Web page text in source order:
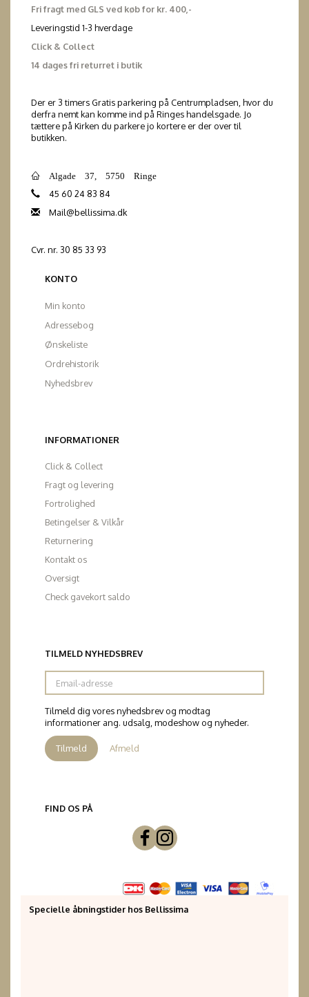
Fri fragt med GLS ved køb for kr. 400,-
Leveringstid 1-3 hverdage
Click & Collect
14 dages fri returret i butik
Der er 3 timers Gratis parkering på Centrumpladsen, hvor du
derfra nemt kan komme ind på Ringes handelsgade. Jo
tættere på Kirken du parkere jo kortere er der over til
butikken.
Algade 37, 5750 Ringe
45 60 24 83 84
Mail@bellissima.dk
Cvr. nr. 30 85 33 93
KONTO
Min konto
Adressebog
Ønskeliste
Ordrehistorik
Nyhedsbrev
INFORMATIONER
Click & Collect
Fragt og levering
Fortrolighed
Betingelser & Vilkår
Returnering
Kontakt os
Oversigt
Check gavekort saldo
TILMELD NYHEDSBREV
Email-
adresse
Tilmeld dig vores nyhedsbrev og modtag
informationer ang. udsalg, modeshow og nyheder.
Tilmeld Afmeld
FIND OS PÅ
Specielle åbningstider hos Bellissima